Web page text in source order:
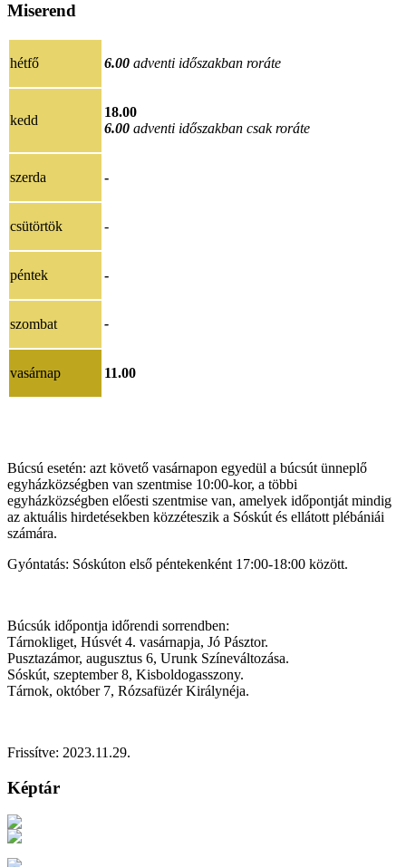
Miserend
hétfő 6.00 adventi időszakban roráte
kedd
18.00
6.00 adventi időszakban csak roráte
szerda -
csütörtök -
péntek -
szombat -
vasárnap 11.00
Búcsú esetén: azt követő vasárnapon egyedül a búcsút ünneplő
egyházközségben van szentmise 10:00-kor, a többi
egyházközségben előesti szentmise van, amelyek időpontját mindig
az aktuális hirdetésekben közzéteszik a Sóskút és ellátott plébániái
számára.
Gyóntatás: Sóskúton első péntekenként 17:00-18:00 között.
Búcsúk időpontja időrendi sorrendben:
Tárnokliget, Húsvét 4. vasárnapja, Jó Pásztor.
Pusztazámor, augusztus 6, Urunk Színeváltozása.
Sóskút, szeptember 8, Kisboldogasszony.
Tárnok, október 7, Rózsafüzér Királynéja.
Frissítve: 2023.11.29.
Képtár